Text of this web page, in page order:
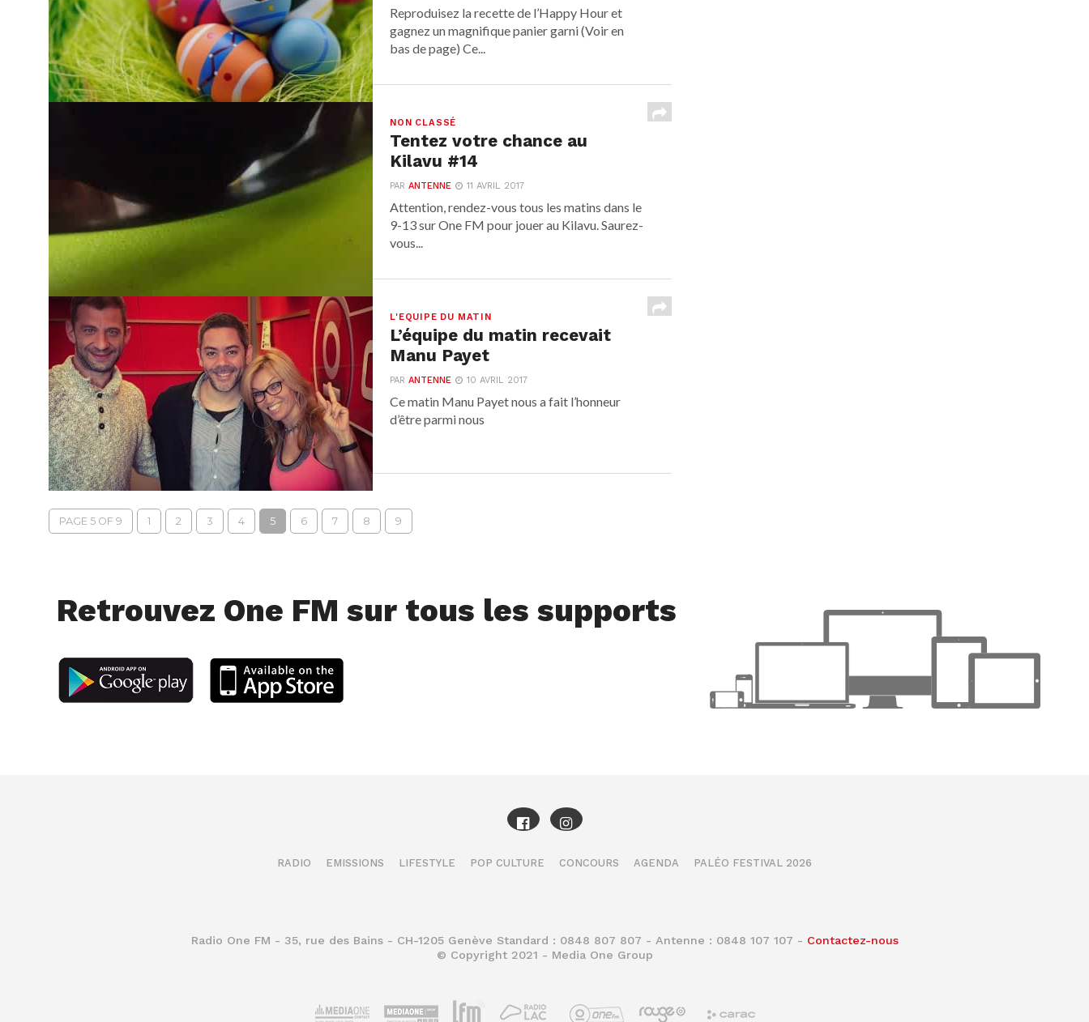
Reproduisez la recette de l’Happy Hour et
gagnez un magnifique panier garni (Voir en
bas de page) Ce...
NON CLASSÉ
Tentez votre chance au
Kilavu #14
PARANTENNE 11 AVRIL 2017
Attention, rendez-vous tous les matins dans le
9-13 sur One FM pour jouer au Kilavu. Saurez-
vous...
L'EQUIPE DU MATIN
L’équipe du matin recevait
Manu Payet
PARANTENNE 10 AVRIL 2017
Ce matin Manu Payet nous a fait l’honneur
d’être parmi nous
PAGE 5 OF 9 1 2 3 4 5 6 7 8 9
Retrouvez One FM sur tous les supports
RADIO EMISSIONS LIFESTYLE POP CULTURE CONCOURS AGENDA PALÉO FESTIVAL 2026
Radio One FM - 35, rue des Bains - CH-1205 Genève Standard : 0848 807 807 - Antenne : 0848 107 107 - Contactez-nous
© Copyright 2021 - Media One Group